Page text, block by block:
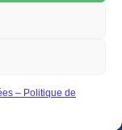
– Politique de